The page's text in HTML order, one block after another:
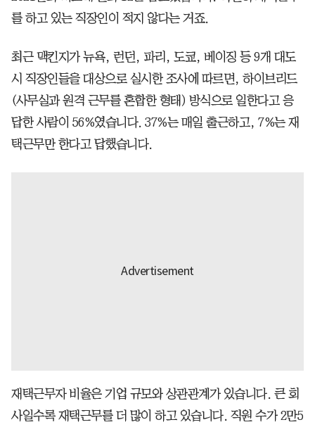
를 하고 있는 직장인이 적지 않다는 거죠.
최근 맥킨지가 뉴욕, 런던, 파리, 도쿄, 베이징 등 9개 대도
시 직장인들을 대상으로 실시한 조사에 따르면, 하이브리드
(사무실과 원격 근무를 혼합한 형태) 방식으로 일한다고 응
답한 사람이 56%였습니다. 37%는 매일 출근하고, 7%는 재
택근무만 한다고 답했습니다.
재택근무자 비율은 기업 규모와 상관관계가 있습니다. 큰 회
사일수록 재택근무를 더 많이 하고 있습니다. 직원 수가 2만5